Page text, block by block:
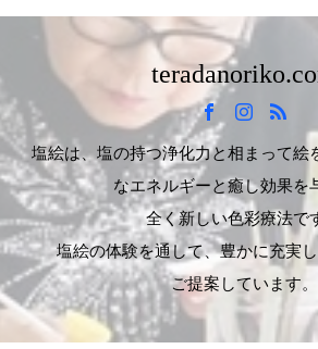
塩絵は、塩の持つ浄化力と相まって絵
なエネルギーと癒し効果を
全く新しい色彩療法で
塩絵の体験を通して、豊かに充実
ご提案しています。